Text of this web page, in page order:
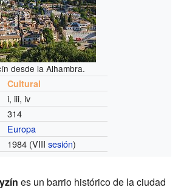
desde la Alhambra.
Cultural
i, iii, iv
314
Europa
1984 (VIIIsesión)
es un barrio histórico de la ciudad